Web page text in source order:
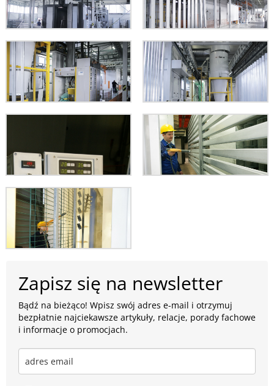
Zapisz się na newsletter
Bądź na bieżąco! Wpisz swój adres e-mail i otrzymuj
bezpłatnie najciekawsze artykuły, relacje, porady fachowe
i informacje o promocjach.